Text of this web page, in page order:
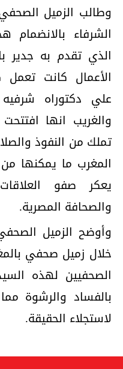
وطالب الزميل
الشرفاء بالانضمام
الذي تقدم به جدير
الأعمال كانت
علي دكتوراه
والغريب انها
تملك من النفوذ
المغرب ما يمكنها
يعكر صفو
والصحافة المصرية.
وأوضح الزميل
خلال زميل صحفي
الصحفيين لهذه
بالفساد والرشوة
لاستجلاء الحقيقة.